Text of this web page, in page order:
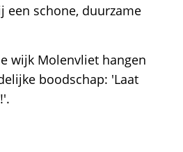
een schone, duurzame
wijk Molenvliet hangen
boodschap: 'Laat